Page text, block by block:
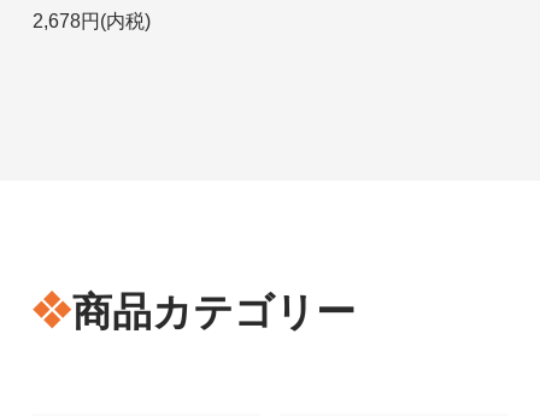
2,678円(内税)
商品カテゴリー